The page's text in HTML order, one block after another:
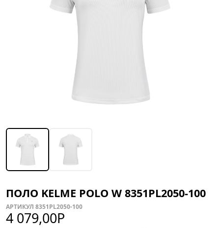
ПОЛО KELME POLO W 8351PL2050-100
АРТИКУЛ 8351PL2050-100
4 079,00Р